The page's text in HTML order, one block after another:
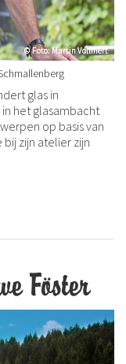
© Foto: Martin Vollmert
© Foto: Martin Vollmert
glas in
het glasambacht
op basis van
zijn atelier zijn
Föster